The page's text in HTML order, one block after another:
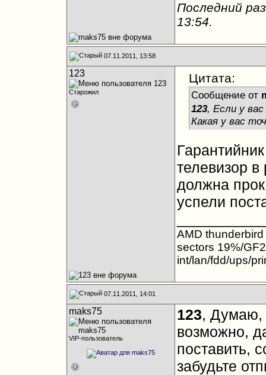
Последний
13:54.
07.11.2011, 13:58
123
Старожил
Цитата:
Сообщение от
123, Если у вас
Какая у вас
телевизор
должна
успели
AMD
sectors 19%/
int/lan/fdd/ups/
07.11.2011, 14:01
maks75
VIP-пользователь
123, Думаю,
возможно,
поставить,
забудьте